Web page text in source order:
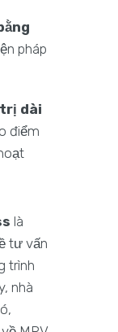
pháp
dài
điểm
là
tư vấn
trình
nhà